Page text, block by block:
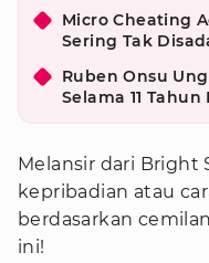
Micro Cheating
Sering Tak
Ruben Onsu
Selama 11
Melansir dari Bright
kepribadian atau
berdasarkan
ini!